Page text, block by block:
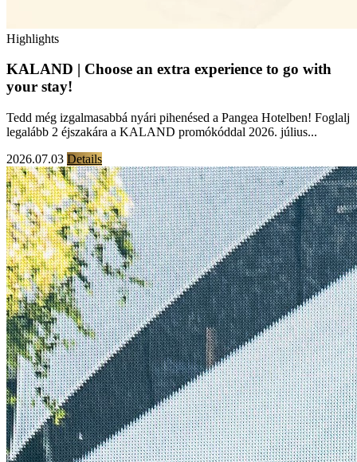
Highlights
KALAND | Choose an extra experience to go with
your stay!
Tedd még izgalmasabbá nyári pihenésed a Pangea Hotelben! Foglalj
legalább 2 éjszakára a KALAND promókóddal 2026. július...
2026.07.03 Details